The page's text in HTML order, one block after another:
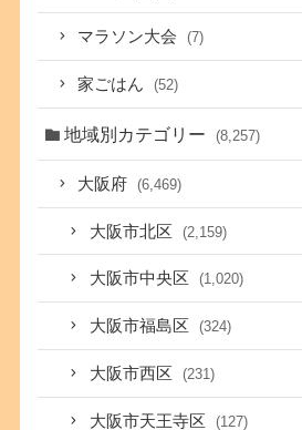
マラソン大会 (7)
家ごはん (52)
地域別カテゴリー (8,257)
大阪府 (6,469)
大阪市北区 (2,159)
大阪市中央区 (1,020)
大阪市福島区 (324)
大阪市西区 (231)
大阪市天王寺区 (127)